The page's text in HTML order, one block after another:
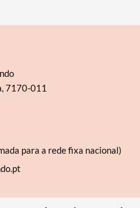
7170-011
para a rede fixa nacional)